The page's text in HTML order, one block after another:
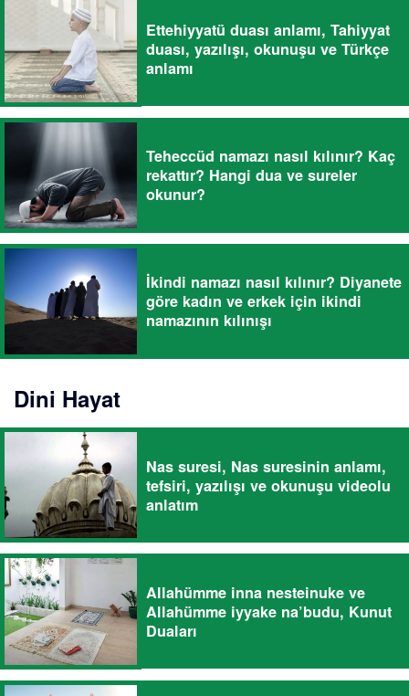
Ettehiyyatü duası anlamı, Tahiyyat
duası, yazılışı, okunuşu ve Türkçe
anlamı
Teheccüd namazı nasıl kılınır? Kaç
rekattır? Hangi dua ve sureler
okunur?
İkindi namazı nasıl kılınır? Diyanete
göre kadın ve erkek için ikindi
namazının kılınışı
Dini Hayat
Nas suresi, Nas suresinin anlamı,
tefsiri, yazılışı ve okunuşu videolu
anlatım
Allahümme inna nesteinuke ve
Allahümme iyyake na’budu, Kunut
Duaları